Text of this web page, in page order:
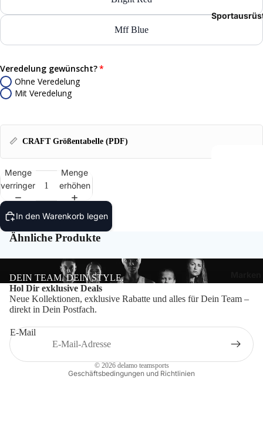
Mff Blue
Veredelung gewünscht?
Ohne Veredelung
Mit Veredelung
📏 CRAFT Größentabelle (PDF)
Menge
verringern
Menge
erhöhen
In den Warenkorb legen
Ähnliche Produkte
DEIN TEAM. DEIN STYLE.
Hol Dir exklusive Deals
Neue Kollektionen, exklusive Rabatte und alles für Dein Team –
direkt in Dein Postfach.
E-Mail
© 2026 delamo teamsports
Geschäftsbedingungen und Richtlinien
Datenschutzerklärung
Impressum
Kontaktinformationen